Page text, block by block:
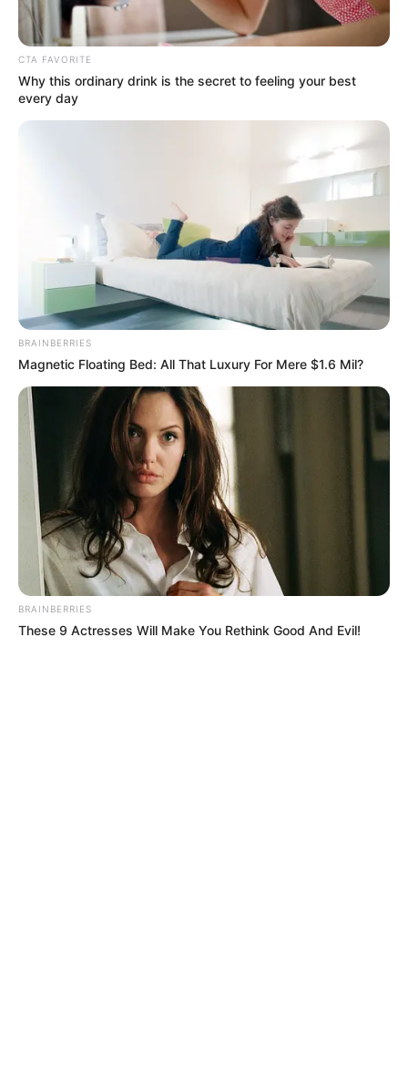
EMERGENCIAS POR LLUVIAS
FUERTES LLUVIAS
VIA AL LLANO
LIGA BETPLAY
CORTES DE LUZ
CORTES DE AGUA
FENÓMENO DEL NIÑO
CTA FAVORITE
Why this ordinary drink is the secret to feeling your best
every day
BRAINBERRIES
Magnetic Floating Bed: All That Luxury For Mere $1.6 Mil?
BRAINBERRIES
These 9 Actresses Will Make You Rethink Good And Evil!